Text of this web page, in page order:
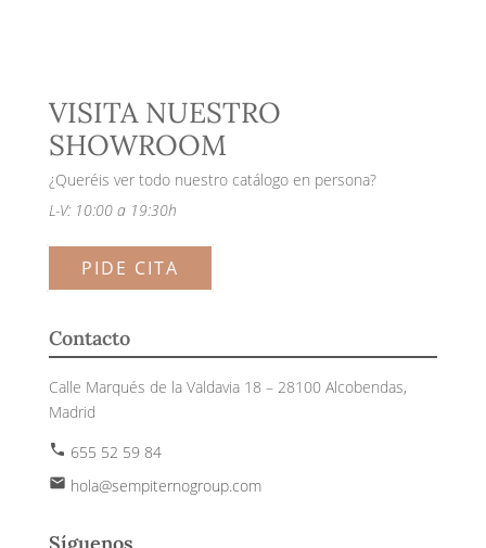
VISITA NUESTRO
SHOWROOM
¿Queréis ver todo nuestro catálogo en persona?
L-V: 10:00 a 19:30h
PIDE CITA
Contacto
Calle Marqués de la Valdavia 18 – 28100 Alcobendas,
Madrid
phone 655 52 59 84
email hola@sempiternogroup.com